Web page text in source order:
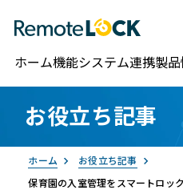
お役立ち記事
保育園の入室管理をスマートロッ
お役立ち記事
ホーム
ホーム機能システム連携製